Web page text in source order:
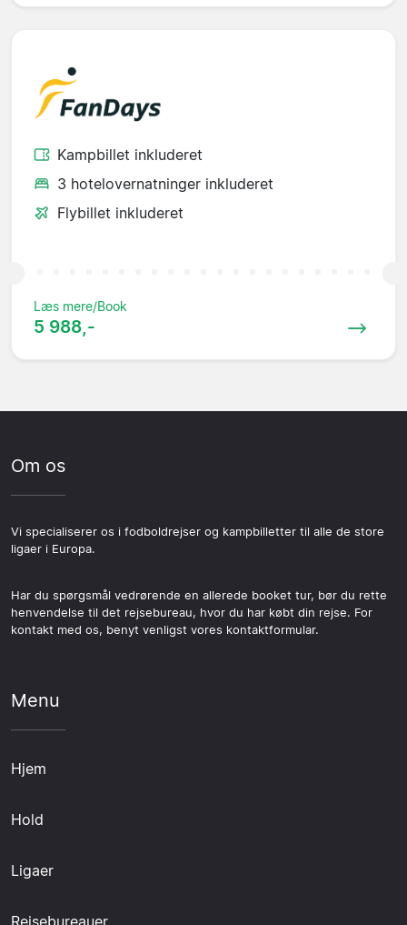
Kampbillet inkluderet
3 hotelovernatninger inkluderet
Flybillet inkluderet
Læs mere/Book
5 988,-
Om os
Vi specialiserer os i fodboldrejser og kampbilletter til alle de store
ligaer i Europa.
Har du spørgsmål vedrørende en allerede booket tur, bør du rette
henvendelse til det rejsebureau, hvor du har købt din rejse. For
kontakt med os, benyt venligst vores kontaktformular.
Menu
Hjem
Hold
Ligaer
Rejsebureauer